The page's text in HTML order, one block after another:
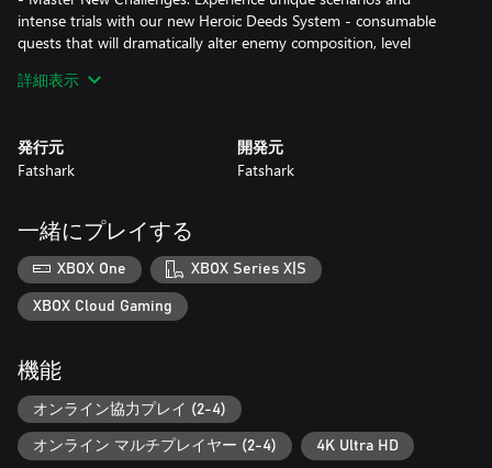
intense trials with our new Heroic Deeds System - consumable
quests that will dramatically alter enemy composition, level
gaining access to powerful gear along the way.
new levels set in and around Helmgart, a fortress city protecting
the Bretonnian border of the Empire.
- Claim Your Reward: Vermintide 2 features a new and improved
loot system, rewarding each player with spoils of battle relevant
to your chosen career - weapons, consumable quests, trinkets,
- Stem the Tides: Facing the infinite numbers of the Skaven
combined with the brutal strength of the Chaos army, the heroes
must stand together. Sound tactics and fury must be employed
in equal measure to overcome these unimaginable odds.
詳細表示
発行元
Fatshark
開発元
Fatshark
一緒にプレイする
XBOX One XBOX Series X|S
XBOX Cloud Gaming
機能
オンライン協力プレイ (2-4)
オンライン マルチプレイヤー (2-4) 4K Ultra HD